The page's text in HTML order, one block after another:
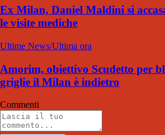
Ex Milan, Daniel Maldini si
le visite mediche
Ultime News/Ultima ora
Amorim, obiettivo Scudetto per
griglie il Milan è indietro
Commenti